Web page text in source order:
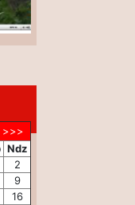
Ndz
2
9
16